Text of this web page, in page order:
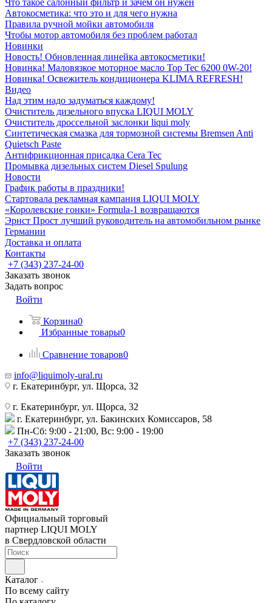
Что такое салонный фильтр и зачем он нужен
Автокосметика: что это и для чего нужна
Правила ручной мойки автомобиля
Чтобы мотор автомобиля без проблем работал
Новинки
Новость! Обновленная линейка автокосметики!
Новинка! Маловязкое моторное масло Top Tec 6200 0W-20!
Новинка! Освежитель кондиционера KLIMA REFRESH!
Видео
Над этим надо задуматься каждому!
Очиститель дизельного впуска LIQUI MOLY
Очиститель дроссельной заслонки liqui moly
Синтетическая смазка для тормозной системы Bremsen Anti
Quietsch Paste
Антифрикционная присадка Cera Tec
Промывка дизельных систем Diesel Spulung
Новости
График работы в праздники!
Стартовала рекламная кампания LIQUI MOLY
«Королевские гонки» Formula-1 возвращаются
Эрнст Прост лучший руководитель на автомобильном рынке
Германии
Доставка и оплата
Контакты
+7 (343) 237-24-00
Заказать звонок
Задать вопрос
Войти
Корзина0
Избранные товары0
Сравнение товаров0
info@liquimoly-ural.ru
г. Екатеринбург, ул. Щорса, 32
г. Екатеринбург, ул. Щорса, 32
г. Екатеринбург, ул. Бакинских Комиссаров, 58
Пн-Сб: 9:00 - 21:00, Вс: 9:00 - 19:00
+7 (343) 237-24-00
Заказать звонок
Войти
Официальный торговый
партнер LIQUI MOLY
в Свердловской области
Каталог
По всему сайту